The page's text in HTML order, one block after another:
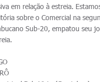
em relação à estreia.
sobre o Comercial na
Sub-20, empatou seu